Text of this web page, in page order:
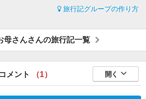
旅行記グループの作り方
母さんさんの旅行記一覧
メント （1） 開く